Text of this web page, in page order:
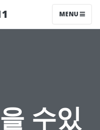
MENU
수있